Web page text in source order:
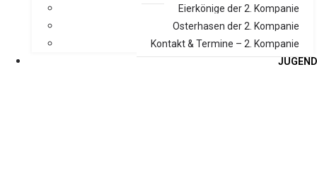
Eierkönige der 2. Kompanie
Osterhasen der 2. Kompanie
Kontakt & Termine – 2. Kompanie
JUGEND